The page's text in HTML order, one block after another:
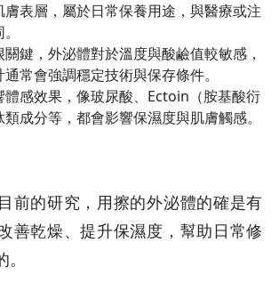
表層，屬於日常保養用途，與醫療或注
鍵，外泌體對於溫度與酸鹼值較敏感，
常會強調穩定技術與保存條件。
體感效果，像玻尿酸、Ectoin（胺基酸衍
成分等，都會影響保濕度與肌膚觸感。
前的研究，用擦的外泌體的確是有
善乾燥、提升保濕度，幫助日常修